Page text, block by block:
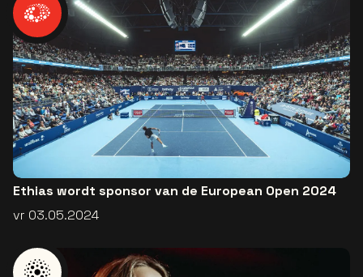
Ethias wordt sponsor van de European Open 2024
vr 03.05.2024